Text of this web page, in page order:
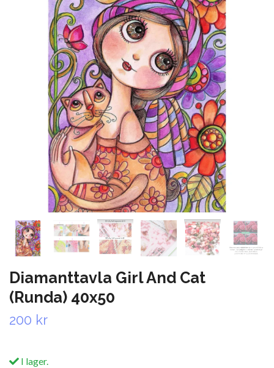
Diamanttavla Girl And Cat
(Runda) 40x50
200 kr
I lager.